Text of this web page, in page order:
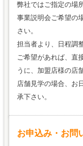
弊社ではご指定の場
事業説明会ご希望の
さい。
担当者より、日程調
ご希望があれば、直
うに、加盟店様の店
店舗見学の場合、お
承下さい。
お申込み・お問